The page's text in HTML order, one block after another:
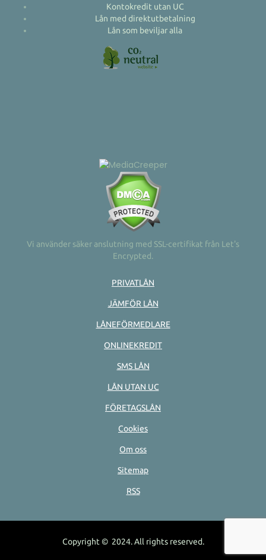
Kontokredit utan UC
Lån med direktutbetalning
Lån som beviljar alla
Vi använder säker anslutning med SSL-certifikat från Let's
Encrypted.
PRIVATLÅN
JÄMFÖR LÅN
LÅNEFÖRMEDLARE
ONLINEKREDIT
SMS LÅN
LÅN UTAN UC
FÖRETAGSLÅN
Cookies
Om oss
Sitemap
RSS
Copyright © 2024. All rights reserved.